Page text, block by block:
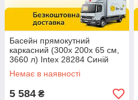
Басейн прямокутний
каркасний (300x 200x 65 см,
3660 л) Intex 28284 Синій
Немає в наявності
5 584 ₴